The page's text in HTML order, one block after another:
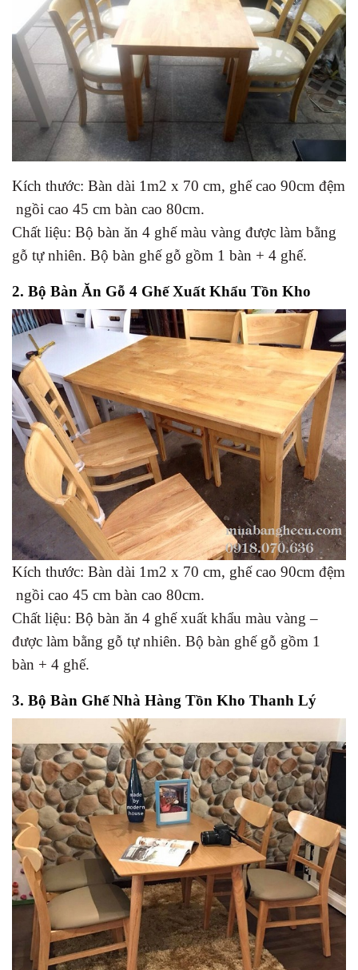
Kích thước: Bàn dài 1m2 x 70 cm, ghế cao 90cm đệm
ngồi cao 45 cm bàn cao 80cm.
Chất liệu: Bộ bàn ăn 4 ghế màu vàng được làm bằng
gỗ tự nhiên. Bộ bàn ghế gỗ gồm 1 bàn + 4 ghế.
2. Bộ Bàn Ăn Gỗ 4 Ghế Xuất Khẩu Tồn Kho
Kích thước: Bàn dài 1m2 x 70 cm, ghế cao 90cm đệm
ngồi cao 45 cm bàn cao 80cm.
Chất liệu: Bộ bàn ăn 4 ghế xuất khẩu màu vàng –
được làm bằng gỗ tự nhiên. Bộ bàn ghế gỗ gồm 1
bàn + 4 ghế.
3. Bộ Bàn Ghế Nhà Hàng Tồn Kho Thanh Lý